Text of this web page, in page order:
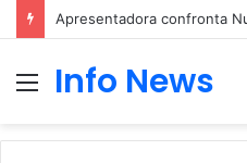
Apresentadora confronta
Menu
Info News